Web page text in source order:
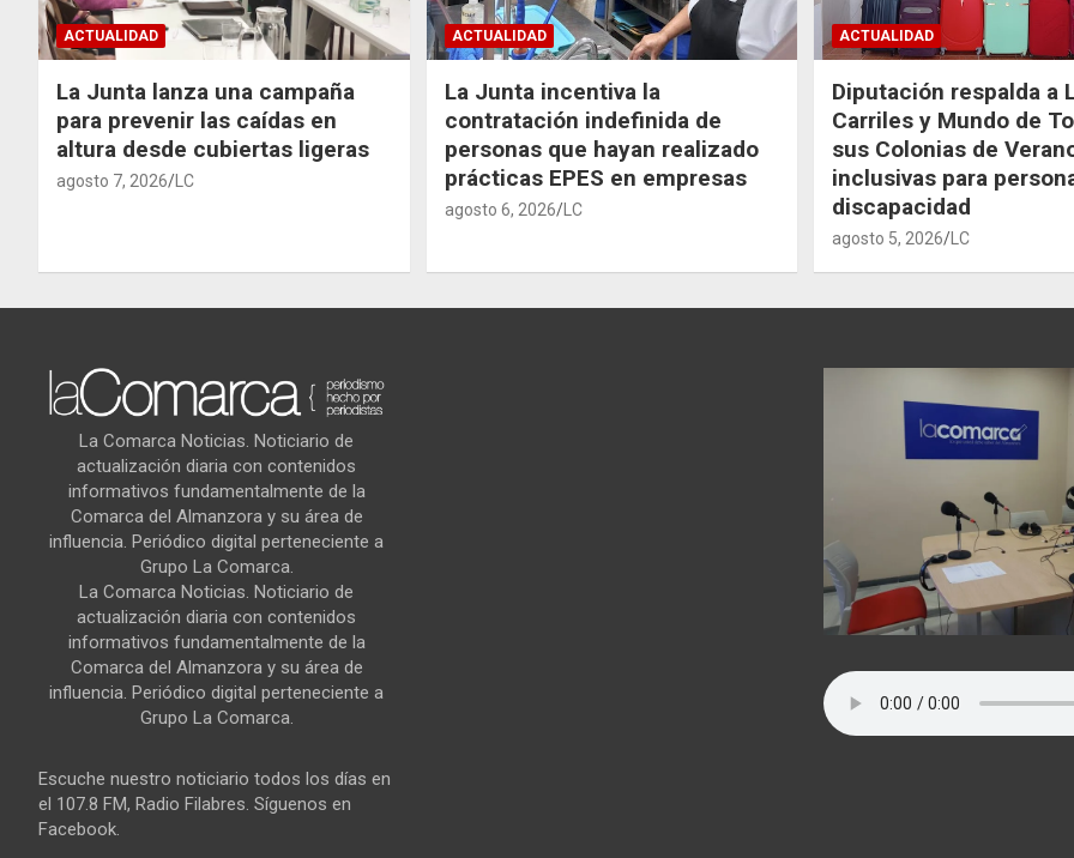
ACTUALIDAD
La Junta lanza una campaña
para prevenir las caídas en
altura desde cubiertas ligeras
agosto 7, 2026 LC
ACTUALIDAD
La Junta incentiva la
contratación indefinida de
personas que hayan realizado
prácticas EPES en empresas
agosto 6, 2026 LC
ACTUALIDAD
Diputación respalda a
Carriles y Mundo de
sus Colonias de
inclusivas para
discapacidad
agosto 5, 2026 LC
La Comarca Noticias. Noticiario de
actualización diaria con contenidos
informativos fundamentalmente de la
Comarca del Almanzora y su área de
influencia. Periódico digital perteneciente a
Grupo La Comarca.
La Comarca Noticias. Noticiario de
actualización diaria con contenidos
informativos fundamentalmente de la
Comarca del Almanzora y su área de
influencia. Periódico digital perteneciente a
Grupo La Comarca.
Escuche nuestro noticiario todos los días en
el 107.8 FM, Radio Filabres. Síguenos en
Facebook.